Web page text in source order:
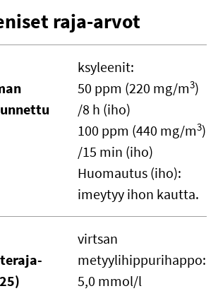
raja-arvot
ksyleenit:
50 ppm (220 mg/m3)
/8 h (iho)
100 ppm (440 mg/m3)
/15 min (iho)
Huomautus (iho):
imeytyy ihon kautta.
virtsan
metyylihippurihappo:
5,0 mmol/l